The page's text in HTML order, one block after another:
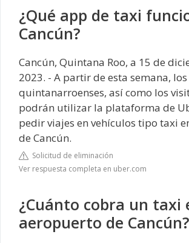
¿Qué app de taxi
Cancún?
Cancún, Quintana Roo, a 15 de
2023. - A partir de esta semana,
quintanarroenses, así como los
podrán utilizar la plataforma de
pedir viajes en vehículos tipo taxi
de Cancún.
Solicitud de eliminación
Ver respuesta completa en uber.com
¿Cuánto cobra un taxi
aeropuerto de Cancún?